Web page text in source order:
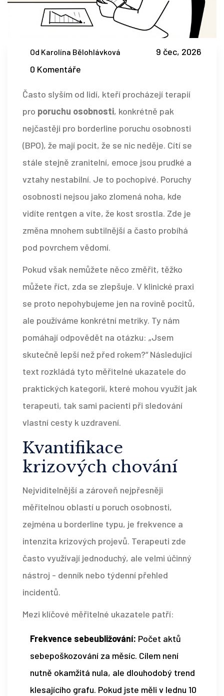
Od Karolína Bělohlávková
9 čec, 2026
0 Komentáře
Často slyším od lidí, kteří procházejí terapií
pro poruchu osobnosti, konkrétně pak
nejčastěji pro borderline poruchu osobnosti
(BPO), že mají pocit, že se nic neděje. Cítí se
stále stejně zranitelní, emoce jsou prudké a
vztahy nestabilní. Je to pochopivé. Poruchy
osobnosti nejsou jako zlomená noha, kde
vidíte rentgen a víte, že kost srostla. Zde je
změna mnohem subtilnější a často probíhá
pod povrchem vědomí.
Pokud však nemůžete něco změřit, těžko
můžete říct, zda se zlepšuje. V klinické praxi
se proto nepohybujeme jen na rovině pocitů,
ale používáme konkrétní metriky. Ty nám
pomáhají odpovědět na otázku: „Jsem
skutečně lepší než před rokem?“ Následující
text rozkládá tyto měřitelné ukazatele do
praktických kategorií, které mohou využít jak
terapeuti, tak sami pacienti při sledování
vlastní cesty k uzdravení.
Kvantifikace
krizových chování
Nejviditelnější a zároveň nejpřesněji
měřitelnou oblastí u poruch osobnosti,
zejména u borderline typu, je frekvence a
intenzita krizových projevů. Terapeuti zde
často využívají jednoduchý, ale velmi účinný
nástroj - denník nebo týdenní přehled
incidentů.
Mezi klíčové měřitelné ukazatele patří:
Frekvence sebeubližování: Počet aktů
sebepoškozování za měsíc. Cílem není
nutně okamžitá nula, ale dlouhodobý trend
klesajícího grafu. Pokud jste měli v lednu 10